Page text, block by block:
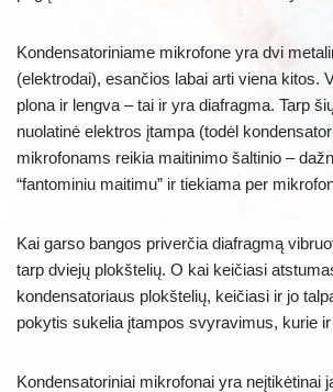
Kondensatoriniame mikrofone yra dvi
(elektrodai), esančios labai arti viena kitos.
plona ir lengva – tai ir yra diafragma. Tarp
nuolatinė elektros įtampa (todėl
mikrofonams reikia maitinimo šaltinio –
“fantominiu maitimu” ir tiekiama per
Kai garso bangos priverčia diafragmą
tarp dviejų plokštelių. O kai keičiasi
kondensatoriaus plokštelių, keičiasi ir jo
pokytis sukelia įtampos svyravimus, kurie
Kondensatoriniai mikrofonai yra neįtikėtinai